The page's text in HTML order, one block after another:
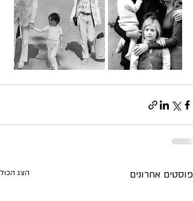
פוסטים אחרונים הצג הכול